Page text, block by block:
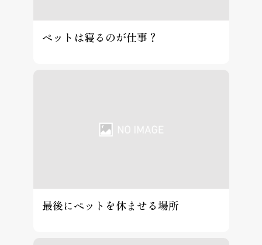
ペットは寝るのが仕事？
最後にペットを休ませる場所